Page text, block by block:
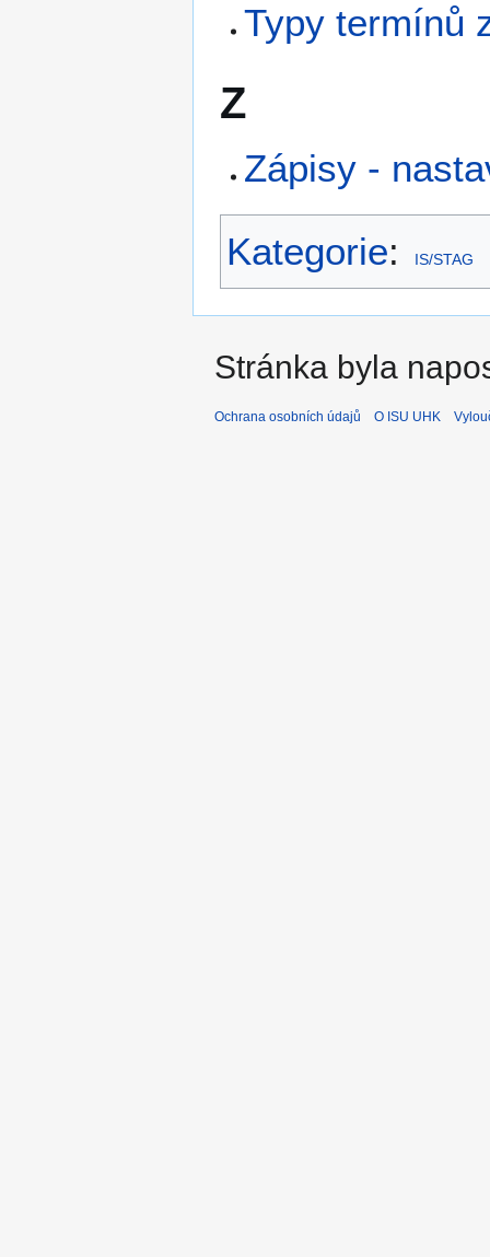
Typy termínů
Z
Zápisy -
Kategorie: IS/STAG
Stránka byla
Ochrana osobních údajů O ISU UHK